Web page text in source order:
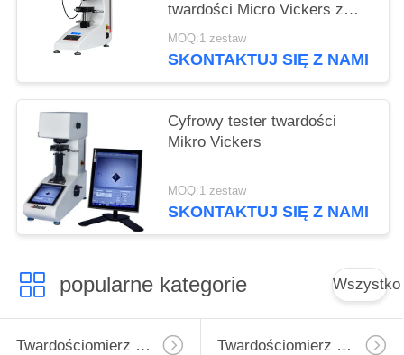
twardości Micro Vickers z
maksymalną siłą 1Kgf
MOQ:1 zestaw
SKONTAKTUJ SIĘ Z NAMI
Cyfrowy tester twardości
Mikro Vickers
MOQ:1 zestaw
SKONTAKTUJ SIĘ Z NAMI
popularne kategorie Wszystko
Twardościomierz Micro Vickers Twardościomierz Vickersa